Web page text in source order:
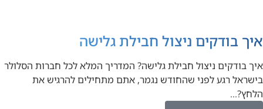
איך בודקים ניצול חבילת גלישה
איך בודקים ניצול חבילת גלישה? המדריך המלא לכל חברות הסלולר
בישראל רגע לפני שהחודש נגמר, אתם מתחילים להרגיש את
הלחץ?…